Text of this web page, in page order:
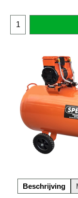
Beschrijving